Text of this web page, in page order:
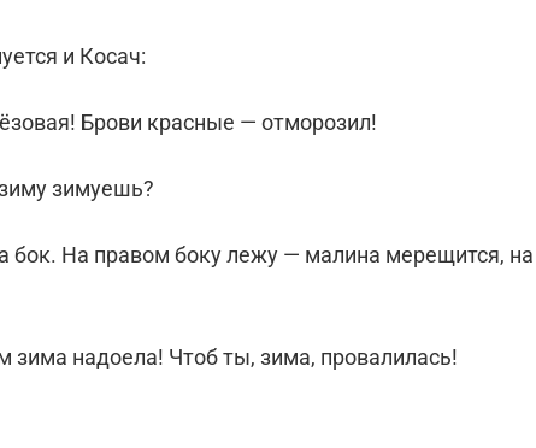
и Косач:
Брови красные — отморозил!
зимуешь?
На правом боку лежу — малина мерещится, на
надоела! Чтоб ты, зима, провалилась!